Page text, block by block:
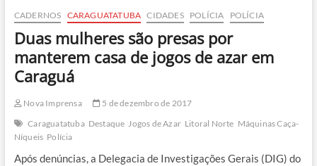
CADERNOS CARAGUATATUBA CIDADES POLÍCIA POLÍCIA
Duas mulheres são presas por
manterem casa de jogos de azar em
Caraguá
Nova Imprensa
5 de dezembro de 2017
Caraguatatuba Destaque Jogos de Azar Litoral Norte Máquinas Caça-
Níqueis Polícia
Após denúncias, a Delegacia de Investigações Gerais (DIG) do